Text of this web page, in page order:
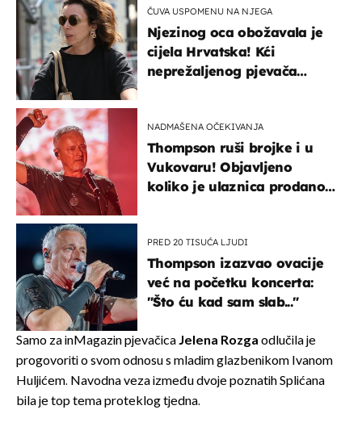
ČUVA USPOMENU NA NJEGA
Njezinog oca obožavala je
cijela Hrvatska! Kći
neprežaljenog pjevača
NADMAŠENA OČEKIVANJA
Thompson ruši brojke i u
Vukovaru! Objavljeno
koliko je ulaznica prodano
PRED 20 TISUĆA LJUDI
Thompson izazvao ovacije
već na početku koncerta:
"Što ću kad sam slab..."
Samo za inMagazin pjevačicaJelena Rozga odlučila je
progovoriti o svom odnosu s mladim glazbenikom Ivanom
Huljićem. Navodna veza između dvoje poznatih Splićana
bila je top tema proteklog tjedna.